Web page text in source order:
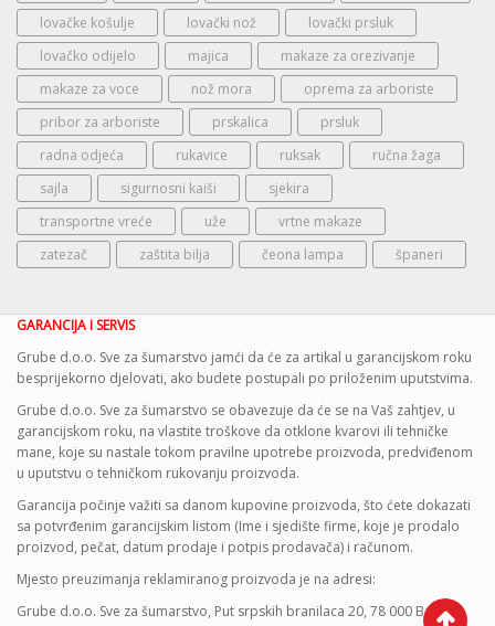
lovačke košulje
lovački nož
lovački prsluk
lovačko odijelo
majica
makaze za orezivanje
makaze za voce
nož mora
oprema za arboriste
pribor za arboriste
prskalica
prsluk
radna odjeća
rukavice ruksak
ručna žaga
sajla
sigurnosni kaiši
sjekira
transportne vreće
uže
vrtne makaze
zatezač
zaštita bilja čeona lampa španeri
GARANCIJA I SERVIS
Grube d.o.o. Sve za šumarstvo jamći da će za artikal u garancijskom roku
besprijekorno djelovati, ako budete postupali po priloženim uputstvima.
Grube d.o.o. Sve za šumarstvo se obavezuje da će se na Vaš zahtjev, u
garancijskom roku, na vlastite troškove da otklone kvarovi ili tehničke
mane, koje su nastale tokom pravilne upotrebe proizvoda, predviđenom
u uputstvu o tehničkom rukovanju proizvoda.
Garancija počinje važiti sa danom kupovine proizvoda, što ćete dokazati
sa potvrđenim garancijskim listom (Ime i sjedište firme, koje je prodalo
proizvod, pečat, datum prodaje i potpis prodavača) i računom.
Mjesto preuzimanja reklamiranog proizvoda je na adresi:
Grube d.o.o. Sve za šumarstvo, Put srpskih branilaca 20, 78 000 Banja